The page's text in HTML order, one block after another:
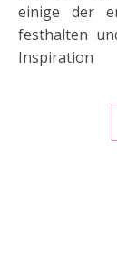
einige der
festhalten
Inspiration